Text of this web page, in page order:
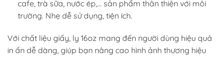
cafe, trà sữa, nước ép,… sản phẩm thân thiện với môi
trường. Nhẹ dễ sử dụng, tiện ích.
Với chất liệu giấy, ly 16oz mang đến người dùng hiệu quả
in ấn dễ dàng, giúp bạn nâng cao hình ảnh thương hiệu